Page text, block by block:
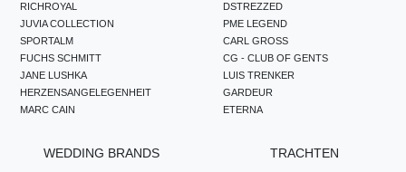
RICHROYAL
JUVIA COLLECTION
SPORTALM
FUCHS SCHMITT
JANE LUSHKA
HERZENSANGELEGENHEIT
MARC CAIN
DSTREZZED
PME LEGEND
CARL GROSS
CG - CLUB OF GENTS
LUIS TRENKER
GARDEUR
ETERNA
WEDDING BRANDS TRACHTEN